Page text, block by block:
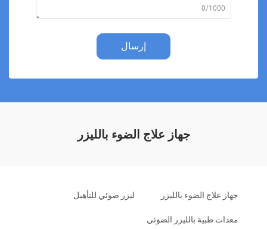
0/1000
إرسال
جهاز علاج الضوء بالليزر
جهاز علاج الضوء بالليزر ليزر ضوئي للتأهيل
معدات طبية بالليزر الضوئي